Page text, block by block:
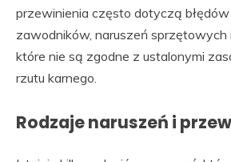
przewinienia często dotyczą
zawodników, naruszeń sprzętowych
które nie są zgodne z ustalonymi
rzutu karnego.
Rodzaje naruszeń i